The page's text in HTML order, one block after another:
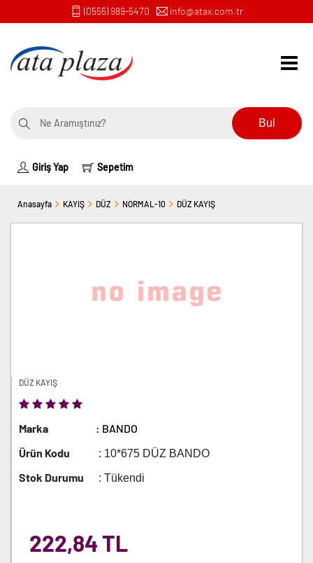
(0555) 989-5470 info@atax.com.tr
Bul
Giriş Yap Sepetim
Anasayfa KAYIŞ DÜZ NORMAL-10 DÜZ KAYIŞ
DÜZ KAYIŞ
Marka
: BANDO
Ürün Kodu
: 10*675 DÜZ BANDO
Stok Durumu : Tükendi
222,84 TL